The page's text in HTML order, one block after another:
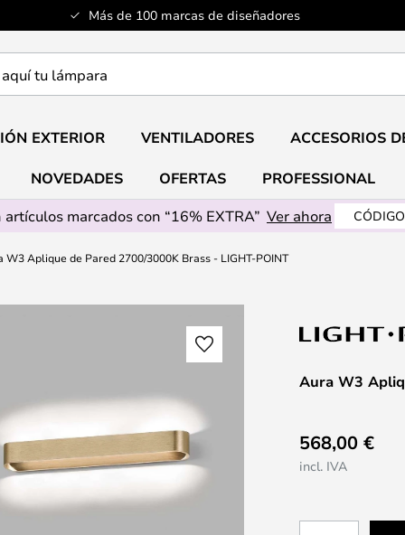
Más de 100 marcas de diseñadores
EXTERIOR VENTILADORES ACCESORIOS
NOVEDADES OFERTAS
PROFESSIONAL
artículos marcados con “16% EXTRA” Ver ahora
W3 Aplique de Pared 2700/3000K Brass - LIGHT-POINT
Aura W3
568,00 €
incl. IVA